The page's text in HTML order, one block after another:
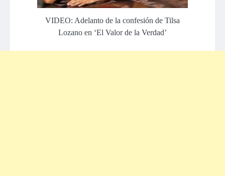
VIDEO: Adelanto de la confesión de Tilsa
Lozano en ‘El Valor de la Verdad’